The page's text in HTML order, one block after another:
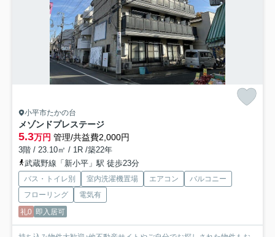
小平市たかの台
メゾンドプレステージ
5.3万円 管理/共益費2,000円
3階 / 23.10㎡ / 1R /築22年
武蔵野線「新小平」駅 徒歩23分
バス・トイレ別 室内洗濯機置場 エアコン
バルコニー
フローリング
電気有
礼0 即入居可